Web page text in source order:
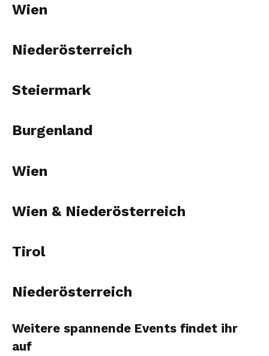
Wien
Niederösterreich
Steiermark
Burgenland
Wien
Wien & Niederösterreich
Tirol
Niederösterreich
Weitere spannende Events findet ihr
auf